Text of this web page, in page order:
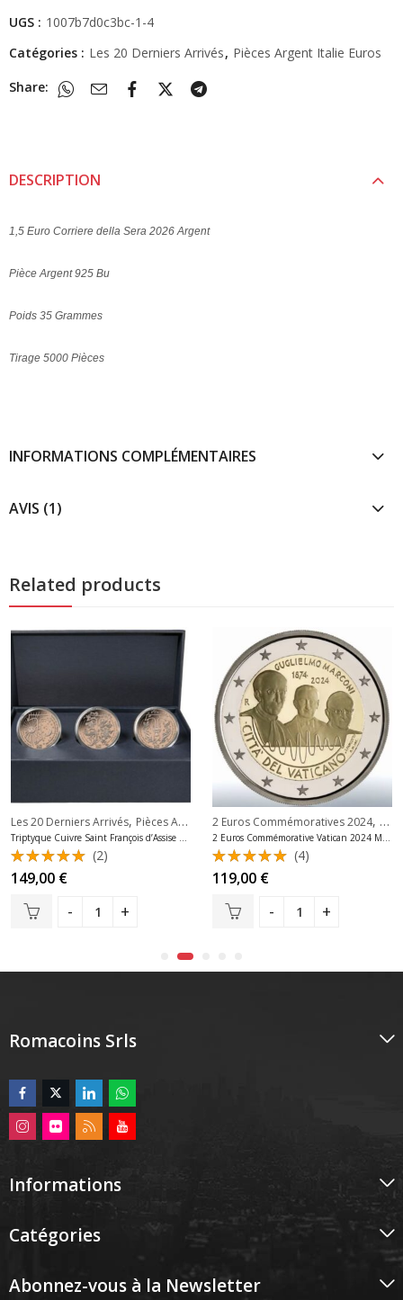
UGS : 1007b7d0c3bc-1-4
Catégories : Les 20 Derniers Arrivés, Pièces Argent Italie Euros
Share:
DESCRIPTION
1,5 Euro Corriere della Sera 2026 Argent
Pièce Argent 925 Bu
Poids 35 Grammes
Tirage 5000 Pièces
INFORMATIONS COMPLÉMENTAIRES
AVIS (1)
Related products
Arrivés
Commémoratives Saint-Marin,Les 20 Derniers Arrivés
Les 20 Derniers Arrivés, Pièces Argent Italie Euros
Triptyque Cuivre Saint François d’Assise 2026 Pièces 0,75 Euros
Note
5.00sur
(2)
149,00 €
2 Euros Commémoratives 2024, 2
2 Euros Commémorative Vatican 2024 Marconi sans Coffret
Note
5.00sur
(4)
119,00 €
Romacoins Srls
Informations
Catégories
Abonnez-vous à la Newsletter